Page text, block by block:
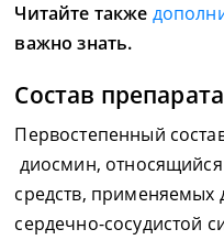
Читайте также
важно знать.
Состав препарата
Первостепенный
диосмин,
средств, применяемых
сердечно-сосудистой